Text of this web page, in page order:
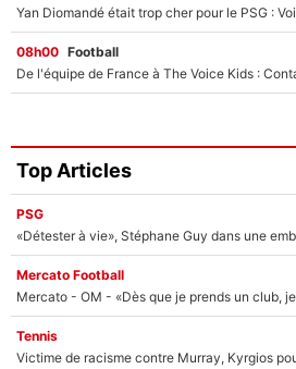
08h00 Football
Top Articles
PSG
«Détester à vie», Stéphane Guy dans une
Mercato Football
Tennis